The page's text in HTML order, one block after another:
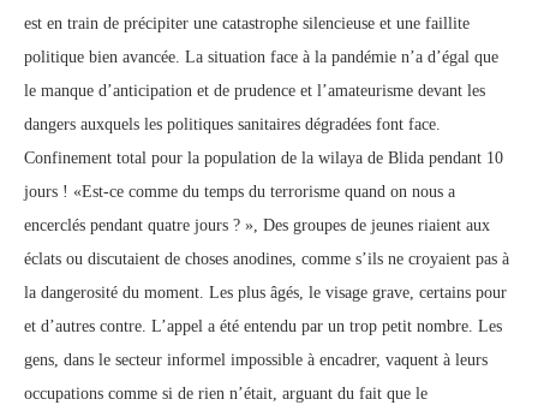
est en train de précipiter une catastrophe silencieuse et une faillite
politique bien avancée. La situation face à la pandémie n’a d’égal que
le manque d’anticipation et de prudence et l’amateurisme devant les
dangers auxquels les politiques sanitaires dégradées font face.
Confinement total pour la population de la wilaya de Blida pendant 10
jours ! «Est-ce comme du temps du terrorisme quand on nous a
encerclés pendant quatre jours ? », Des groupes de jeunes riaient aux
éclats ou discutaient de choses anodines, comme s’ils ne croyaient pas à
la dangerosité du moment. Les plus âgés, le visage grave, certains pour
et d’autres contre. L’appel a été entendu par un trop petit nombre. Les
gens, dans le secteur informel impossible à encadrer, vaquent à leurs
occupations comme si de rien n’était, arguant du fait que le